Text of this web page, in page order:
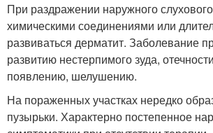
При раздражении наружного
химическими соединениями или
развиваться дерматит. Заболевание
развитию нестерпимого зуда,
появлению, шелушению.
На пораженных участках нередко
пузырьки. Характерно постепенное